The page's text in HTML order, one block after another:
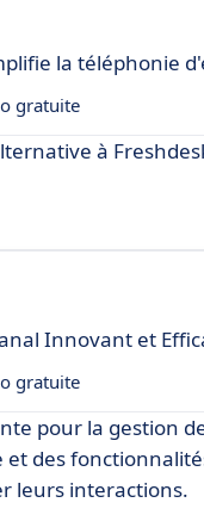
la téléphonie
gratuite
à
Innovant et
gratuite
pour la gestion
des
leurs interactions.